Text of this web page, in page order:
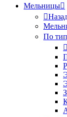
Мельницы
По